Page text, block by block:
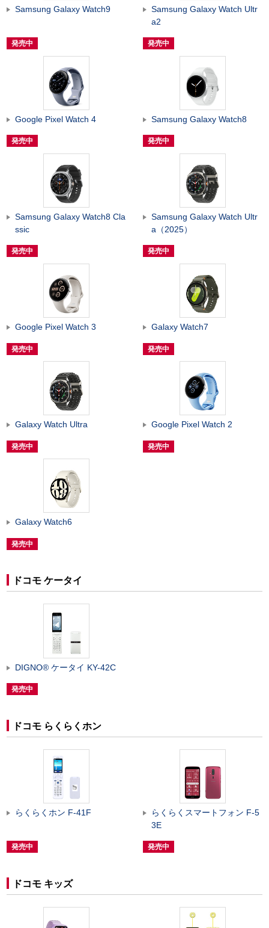
Samsung Galaxy Watch9
発売中
Samsung Galaxy Watch Ultr
a2
発売中
Google Pixel Watch 4
発売中
Samsung Galaxy Watch8
発売中
Samsung Galaxy Watch8 Cla
ssic
発売中
Samsung Galaxy Watch Ultr
a（2025）
発売中
Google Pixel Watch 3
発売中
Galaxy Watch7
発売中
Galaxy Watch Ultra
発売中
Google Pixel Watch 2
発売中
Galaxy Watch6
発売中
ドコモ ケータイ
DIGNO® ケータイ KY-42C
発売中
ドコモ らくらくホン
らくらくホン F-41F
発売中
らくらくスマートフォン F-5
3E
発売中
ドコモ キッズ